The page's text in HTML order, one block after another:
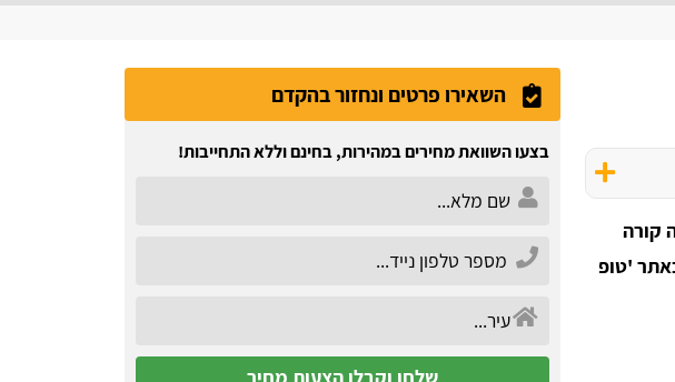
קורה
'טופ
השאירו פרטים ונחזור בהקדם
בצעו השוואת מחירים במהירות, בחינם וללא התחייבות!